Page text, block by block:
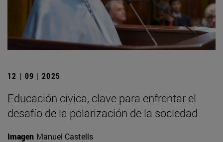
12 | 09 | 2025
Educación cívica, clave para enfrentar el
desafío de la polarización de la sociedad
Imagen Manuel Castells